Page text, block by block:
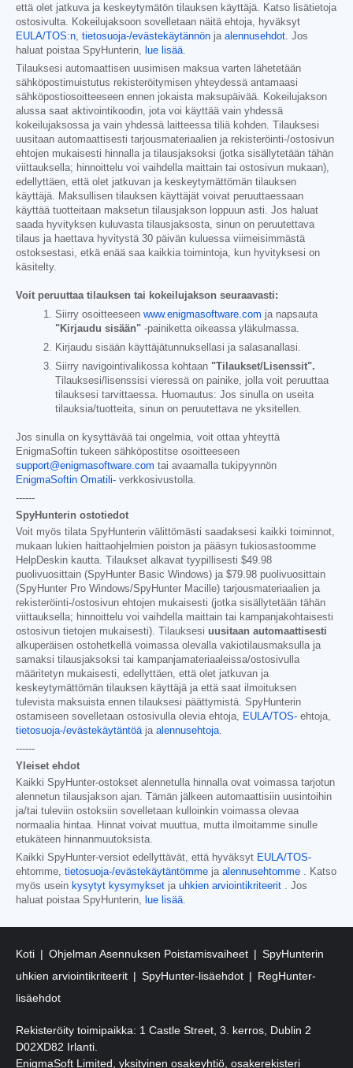
että olet jatkuva ja keskeytymätön tilauksen käyttäjä. Katso lisätietoja
ostosivulta. Kokeilujaksoon sovelletaan näitä ehtoja, hyväksyt
EULA/TOS:n tietosuoja-/evästekäytännön ja alennusehdot . Jos
haluat poistaa SpyHunterin,
lue lisää
Tilauksesi automaattisen uusimisen maksua varten lähetetään
sähköpostimuistutus rekisteröitymisen yhteydessä antamaasi
sähköpostiosoitteeseen ennen jokaista maksupäivää. Kokeilujakson
alussa saat aktivointikoodin, jota voi käyttää vain yhdessä
kokeilujaksossa ja vain yhdessä laitteessa tiliä kohden. Tilauksesi
uusitaan automaattisesti tarjousmateriaalien ja rekisteröinti-/ostosivun
ehtojen mukaisesti hinnalla ja tilausjaksoksi (jotka sisällytetään tähän
viittauksella; hinnoittelu voi vaihdella maittain tai ostosivun mukaan),
edellyttäen, että olet jatkuvan ja keskeytymättömän tilauksen
käyttäjä. Maksullisen tilauksen käyttäjät voivat peruuttaessaan
käyttää tuotteitaan maksetun tilausjakson loppuun asti. Jos haluat
saada hyvityksen kuluvasta tilausjaksosta, sinun on peruutettava
tilaus ja haettava hyvitystä 30 päivän kuluessa viimeisimmästä
ostoksestasi, etkä enää saa kaikkia toimintoja, kun hyvityksesi on
käsitelty.
Voit peruuttaa tilauksen tai kokeilujakson seuraavasti:
Siirry osoitteeseen www.enigmasoftware.com ja napsauta
"Kirjaudu sisään" -painiketta oikeassa yläkulmassa.
Kirjaudu sisään käyttäjätunnuksellasi ja salasanallasi.
Siirry navigointivalikossa kohtaan "Tilaukset/Lisenssit".
Tilauksesi/lisenssisi vieressä on painike, jolla voit peruuttaa
tilauksesi tarvittaessa. Huomautus: Jos sinulla on useita
tilauksia/tuotteita, sinun on peruutettava ne yksitellen.
Jos sinulla on kysyttävää tai ongelmia, voit ottaa yhteyttä
EnigmaSoftin tukeen sähköpostitse osoitteeseen
support@enigmasoftware.com tai avaamalla tukipyynnön
EnigmaSoftin Omatili- verkkosivustolla.
------
SpyHunterin ostotiedot
Voit myös tilata SpyHunterin välittömästi saadaksesi kaikki toiminnot,
mukaan lukien haittaohjelmien poiston ja pääsyn tukiosastoomme
HelpDeskin kautta. Tilaukset alkavat tyypillisesti $49.98
puolivuosittain (SpyHunter Basic Windows) ja $79.98 puolivuosittain
(SpyHunter Pro Windows/SpyHunter Macille) tarjousmateriaalien ja
rekisteröinti-/ostosivun ehtojen mukaisesti (jotka sisällytetään tähän
viittauksella; hinnoittelu voi vaihdella maittain tai kampanjakohtaisesti
ostosivun tietojen mukaisesti). Tilauksesi uusitaan automaattisesti
alkuperäisen ostohetkellä voimassa olevalla vakiotilausmaksulla ja
samaksi tilausjaksoksi tai kampanjamateriaaleissa/ostosivulla
määritetyn mukaisesti, edellyttäen, että olet jatkuvan ja
keskeytymättömän tilauksen käyttäjä ja että saat ilmoituksen
tulevista maksuista ennen tilauksesi päättymistä. SpyHunterin
ostamiseen sovelletaan ostosivulla olevia ehtoja, EULA/TOS- ehtoja,
tietosuoja-/evästekäytäntöäja alennusehtoja.
------
Yleiset ehdot
Kaikki SpyHunter-ostokset alennetulla hinnalla ovat voimassa tarjotun
alennetun tilausjakson ajan. Tämän jälkeen automaattisiin uusintoihin
ja/tai tuleviin ostoksiin sovelletaan kulloinkin voimassa olevaa
normaalia hintaa. Hinnat voivat muuttua, mutta ilmoitamme sinulle
etukäteen hinnanmuutoksista.
Kaikki SpyHunter-versiot edellyttävät, että hyväksyt EULA/TOS-
ehtomme, tietosuoja-/evästekäytäntömme ja alennusehtomme . Katso
myös usein kysytyt kysymykset ja uhkien arviointikriteerit . Jos
haluat poistaa SpyHunterin, lue lisää.
Koti Ohjelman Asennuksen Poistamisvaiheet
SpyHunterin
uhkien arviointikriteerit
SpyHunter-lisäehdot
RegHunter-
lisäehdot
Rekisteröity toimipaikka: 1 Castle Street, 3. kerros, Dublin 2
D02XD82 Irlanti.
EnigmaSoft Limited, yksityinen osakeyhtiö, osakerekisteri